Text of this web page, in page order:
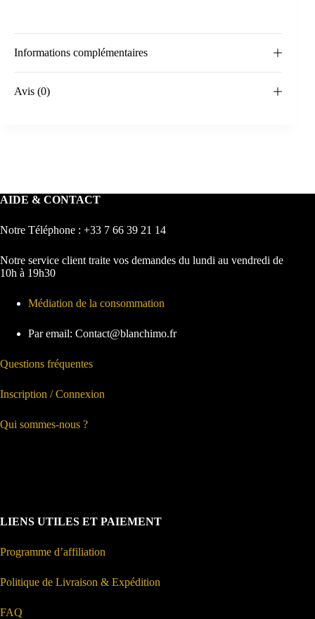
Informations complémentaires
Avis (0)
AIDE & CONTACT
Notre Téléphone : +33 7 66 39 21 14
Notre service client traite vos demandes du lundi au vendredi de
10h à 19h30
Médiation de la consommation
Par email: Contact@blanchimo.fr
Questions fréquentes
Inscription / Connexion
Qui sommes-nous ?
LIENS UTILES ET PAIEMENT
Programme d’affiliation
Politique de Livraison & Expédition
FAQ